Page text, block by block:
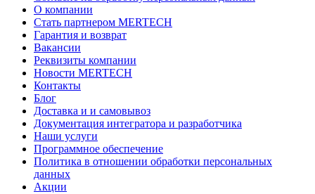
О компании
Стать партнером MERTECH
Гарантия и возврат
Вакансии
Реквизиты компании
Новости MERTECH
Контакты
Блог
Доставка и и самовывоз
Документация интегратора и разработчика
Наши услуги
Программное обеспечение
Политика в отношении обработки персональных
данных
Акции